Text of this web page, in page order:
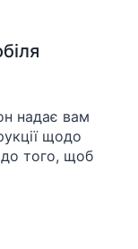
надає вам
щодо
того, щоб